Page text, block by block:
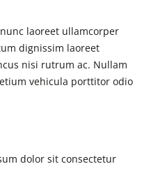
laoreet ullamcorper
dignissim laoreet
nisi rutrum ac. Nullam
vehicula porttitor odio
dolor sit consectetur